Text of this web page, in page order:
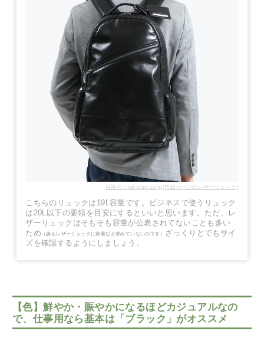
引用元：rakuten.co.jp(吉田カバンのレザーリュック)
こちらのリュックは19L容量です。ビジネスで使うリュック
は20L以下の要領を目安にするといいと思います。ただ、レ
ザーリュックはそもそも容量が公表されてないことも多い
ため
（誰もレザーリュックに容量など求めていないのです）
ざっくりとでもサイ
ズを確認するようにしましょう。
【色】鮮やか・賑やかになるほどカジュアルなの
で、仕事用なら基本は「ブラック」がオススメ